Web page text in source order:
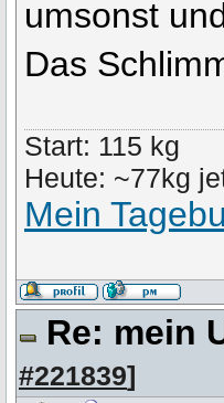
umsonst
Das
Start: 115 kg
Heute: ~77kg
Mein
Re: mein
#221839]